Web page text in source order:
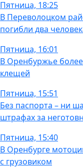
Пятница, 18:25
В Переволоцком
погибли два
Пятница, 16:01
В Оренбуржье более
клещей
Пятница, 15:51
Без паспорта – ни
штрафах за
Пятница, 15:40
В Оренбурге
с грузовиком